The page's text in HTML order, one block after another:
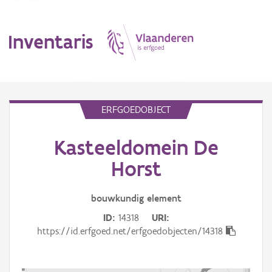
Inventaris
Erfgoedobject
ERFGOEDOBJECT
Kasteeldomein De
Horst
bouwkundig element
ID 14318
URI
https://id.erfgoed.net/erfgoedobjecten/14318